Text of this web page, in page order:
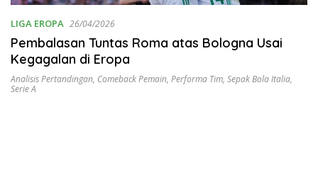
LIGA EROPA 26/04/2026
Pembalasan Tuntas Roma atas Bologna Usai
Kegagalan di Eropa
Analisis Pertandingan, Comeback Pemain, Performa Tim, Sepak Bola Italia,
Serie A